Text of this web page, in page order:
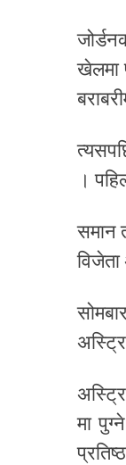
खेलमा
।
समान
मा